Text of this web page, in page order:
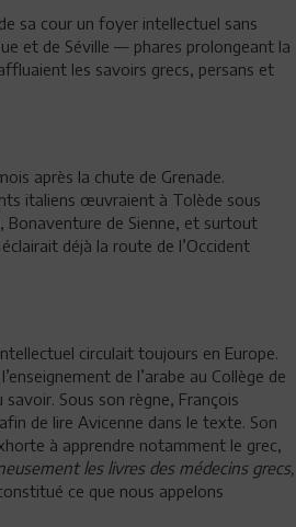
sa cour un foyer intellectuel sans
et de Séville — phares prolongeant la
les savoirs grecs, persans et
après la chute de Grenade.
italiens œuvraient à Tolède sous
Bonaventure de Sienne, et surtout
déjà la route de l’Occident
circulait toujours en Europe.
de l’arabe au Collège de
Sous son règne, François
de lire Avicenne dans le texte. Son
à apprendre notamment le grec,
les livres des médecins grecs,
ce que nous appelons